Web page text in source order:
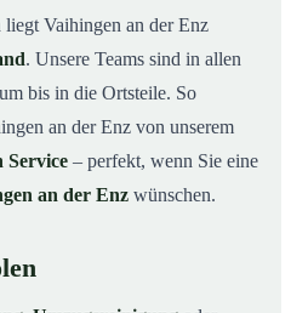
Vaihingen an der Enz
. Unsere Teams sind in allen
bis in die Ortsteile. So
an der Enz von unserem
Service – perfekt, wenn Sie eine
an der Enz wünschen.